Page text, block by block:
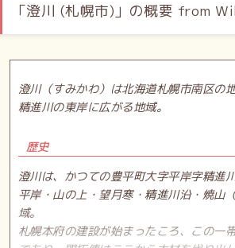
「澄川 (札幌市)」の概要 from
澄川（すみかわ）は北海道札幌市南区の地
精進川の東岸に広がる地域。
歴史
澄川は、かつての豊平町大字平岸字精進
平岸・山の上・望月寒・精進川沿・焼山
域。
札幌本府の建設が始まったころ、この一